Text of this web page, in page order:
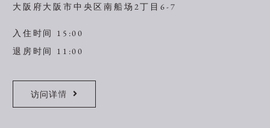
大阪府大阪市中央区南船场2丁目6-7
入住时间 15:00
退房时间 11:00
访问详情